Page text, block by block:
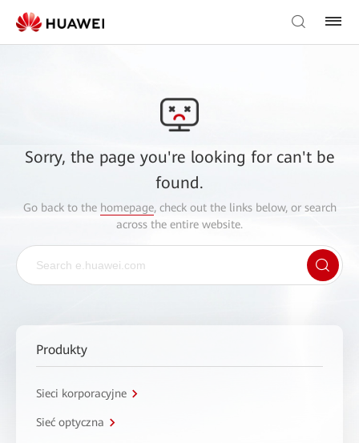
Sorry, the page you're looking for can't be
found.
Go back to the homepage, check out the links below, or search
across the entire website.
Produkty
Sieci korporacyjne
Sieć optyczna